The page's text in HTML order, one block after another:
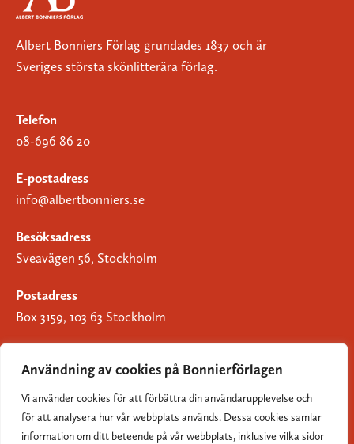
Användning av cookies på Bonnierförlagen
Vi använder cookies för att förbättra din användarupplevelse och
för att analysera hur vår webbplats används. Dessa cookies samlar
information om ditt beteende på vår webbplats, inklusive vilka sidor
Albert Bonniers Förlag grundades 1837 och är
Sveriges största skönlitterära förlag.
Telefon
08-696 86 20
E-postadress
info@albertbonniers.se
Besöksadress
Sveavägen 56, Stockholm
Postadress
Box 3159, 103 63 Stockholm
Om Bonnierförlagen
Cookies